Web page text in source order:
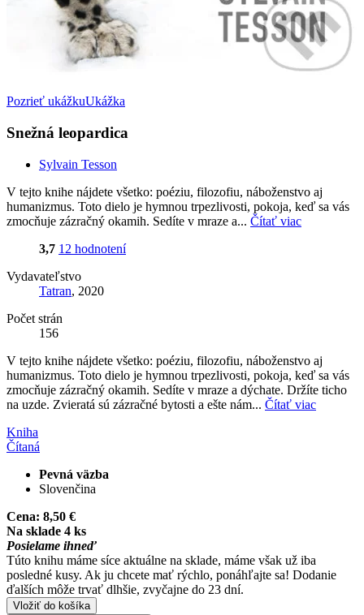
Pozrieť ukážkuUkážka
Snežná leopardica
Sylvain Tesson
V tejto knihe nájdete všetko: poéziu, filozofiu, náboženstvo aj
humanizmus. Toto dielo je hymnou trpezlivosti, pokoja, keď sa vás
zmocňuje zázračný okamih. Sedíte v mraze a... Čítať viac
3,7 12 hodnotení
Vydavateľstvo
Tatran, 2020
Počet strán
156
V tejto knihe nájdete všetko: poéziu, filozofiu, náboženstvo aj
humanizmus. Toto dielo je hymnou trpezlivosti, pokoja, keď sa vás
zmocňuje zázračný okamih. Sedíte v mraze a dýchate. Držíte ticho
na uzde. Zvieratá sú zázračné bytosti a ešte nám... Čítať viac
Kniha
Čítaná
Pevná väzba
Slovenčina
Cena: 8,50 €
Na sklade 4 ks
Posielame ihneď
Túto knihu máme síce aktuálne na sklade, máme však už iba
posledné kusy. Ak ju chcete mať rýchlo, ponáhľajte sa! Dodanie
ďalších môže trvať dlhšie, zvyčajne do 23 dní.
Vložiť do košíka